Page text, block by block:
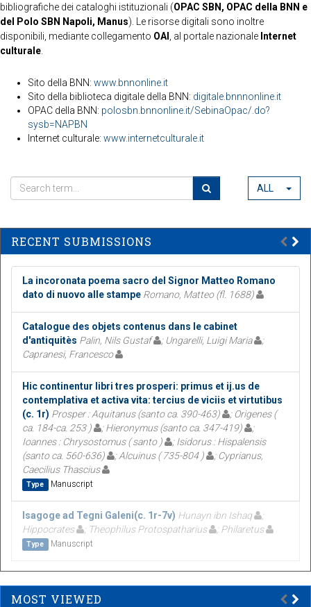
bibliografiche dei cataloghi istituzionali (OPAC SBN, OPAC della BNN e
del Polo SBN Napoli, Manus). Le risorse digitali sono inoltre
disponibili, mediante collegamento OAI , al portale nazionale Internet
culturale
Sito della BNN: www.bnnonline.it
Sito della biblioteca digitale della BNN: digitale.bnnnonline.it
OPAC della BNN: polosbn.bnnonline.it/SebinaOpac/.do?
sysb=NAPBN
Internet culturale: www.internetculturale.it
ALL
RECENT SUBMISSIONS
La incoronata poema sacro del Signor Matteo Romano
dato di nuovo alle stampe Romano, Matteo (fl. 1688)
Catalogue des objets contenus dans le cabinet
d'antiquitès Palin, Nils Gustaf ; Ungarelli, Luigi Maria
;
Capranesi, Francesco
Hic continentur libri tres prosperi: primus et ij.us de
contemplativa et activa vita: tercius de viciis et virtutibus
(c. 1r) Prosper : Aquitanus (santo ca. 390-463)
; Origenes (
ca. 184-ca. 253 )
; Hieronymus (santo ca. 347-419)
;
Ioannes : Chrysostomus ( santo )
; Isidorus : Hispalensis
(santo ca. 560-636)
; Alcuinus ( 735-804 )
; Cyprianus,
Caecilius Thascius
Type Manuscript
Isagoge ad Tegni Galeni(c. 1r-7v) Hunayn ibn Ishaq
Hippocrates
; Theophilus Protospatharius ; Philaretus
Type Manuscript
MOST VIEWED